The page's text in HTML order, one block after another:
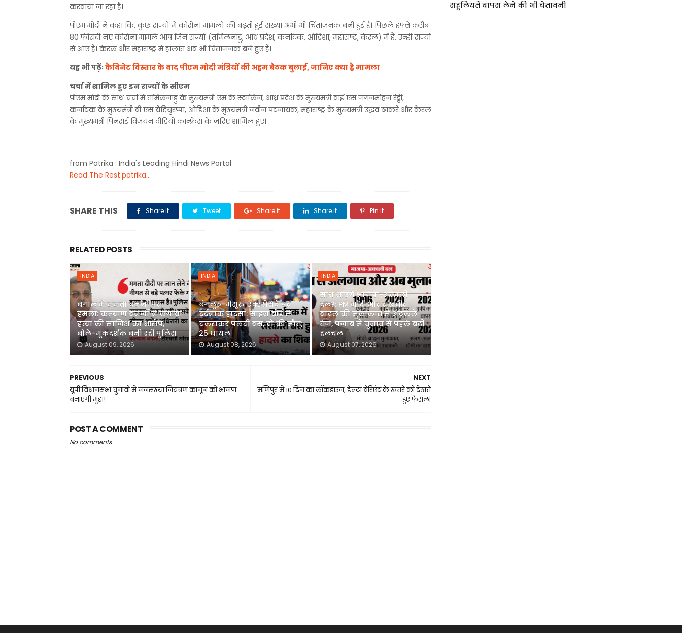
करवाया जा रहा है।
पीएम मोदी ने कहा कि, कुछ राज्यों में कोरोना मामलों की बढ़ती हुई संख्या अभी भी चिंताजनक बनी हुई है। पिछले हफ्ते करीब
80 फीसदी नए कोरोना मामले आप जिन राज्यों (तमिलनाडु, आंध्र प्रदेश, कर्नाटक, ओडिशा, महाराष्ट्र, केरल) में हैं, उन्हीं राज्यों
से आए हैं। केरल और महाराष्ट्र में हालात अब भी चिंताजनक बने हुए हैं।
यह भी पढ़ेंः कैबिनेट विस्तार के बाद पीएम मोदी मंत्रियों की अहम बैठक बुलाई, जानिए क्या है मामला
चर्चा में शामिल हुए इन राज्यों के सीएम
पीएम मोदी के साथ चर्चा में तमिलनाडु के मुख्यमंत्री एम के स्टालिन, आंध्र प्रदेश के मुख्यमंत्री वाई एस जगनमोहन रेड्डी,
कर्नाटक के मुख्यमंत्री बी एस येद्दियुरप्पा, ओडिशा के मुख्यमंत्री नवीन पटनायक, महाराष्ट्र के मुख्यमंत्री उद्धव ठाकरे और केरल
के मुख्यमंत्री पिनराई विजयन वीडियो कान्फ्रेंस के जरिए शामिल हुए।
from Patrika : India's Leading Hindi News Portal
Read The Rest:patrika...
SHARE THIS Share it Tweet Share it Share it Pin it
RELATED POSTS
INDIA
बंगाल में ममता बनर्जी पर
हमला: कल्याण बनर्जी ने लगाया
हत्या की साजिश का आरोप,
बोले-मूकदर्शक बनी रही पुलिस
August 09, 2026
INDIA
बंगलूरू-मैसूरु एक्सप्रेसवे पर
दर्दनाक हादसा: साइन बोर्ड से
टकराकर पलटी बस, दो की मौत;
25 घायल
August 08, 2026
INDIA
साथ आएंगे भाजपा-अकाली
दल?: PM मोदी और सुखबीर
बादल की मुलाकात से अटकलें
तेज, पंजाब में चुनाव से पहले बढ़ी
हलचल
August 07, 2026
NEXT
मणिपुर में 10 दिन का लॉकडाउन, डेल्टा वेरिएंट के खतरे को देखते
हुए फैसला
PREVIOUS
यूपी विधानसभा चुनावों में जनसंख्या नियंत्रण कानून को भाजपा
बनाएगी मुद्दा!
POST A COMMENT
No comments
सहूलियतें वापस लेने की भी चेतावनी